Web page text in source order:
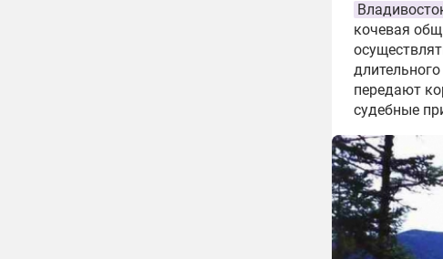
кочевая
передают
судебные